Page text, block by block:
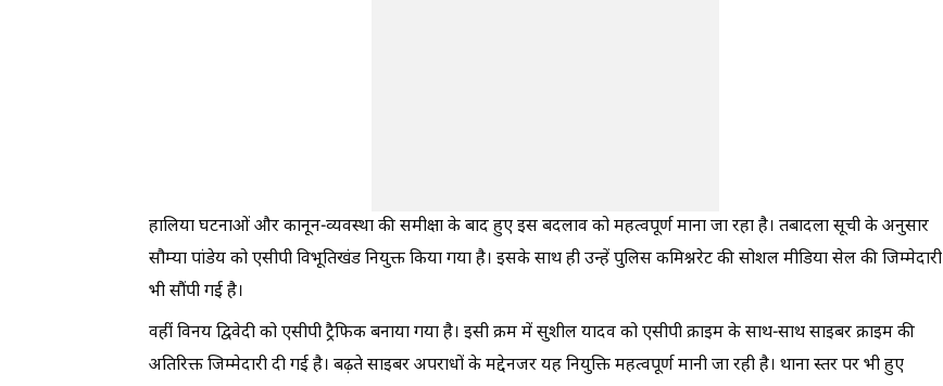
हालिया घटनाओं और कानून-व्यवस्था की समीक्षा के बाद हुए इस बदलाव को महत्वपूर्ण माना जा रहा है। तबादला सूची के अनुसार
सौम्या पांडेय को एसीपी विभूतिखंड नियुक्त किया गया है। इसके साथ ही उन्हें पुलिस कमिश्नरेट की सोशल मीडिया सेल की जिम्मेदारी
भी सौंपी गई है।
वहीं विनय द्विवेदी को एसीपी ट्रैफिक बनाया गया है। इसी क्रम में सुशील यादव को एसीपी क्राइम के साथ-साथ साइबर क्राइम की
अतिरिक्त जिम्मेदारी दी गई है। बढ़ते साइबर अपराधों के मद्देनजर यह नियुक्ति महत्वपूर्ण मानी जा रही है। थाना स्तर पर भी हुए